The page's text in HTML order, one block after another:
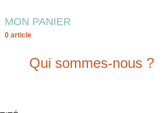
MON PANIER
0 article
Qui sommes-nous ?